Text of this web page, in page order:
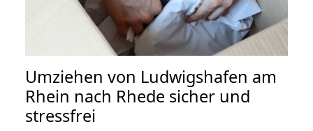
Umziehen von Ludwigshafen am
Rhein nach Rhede sicher und
stressfrei